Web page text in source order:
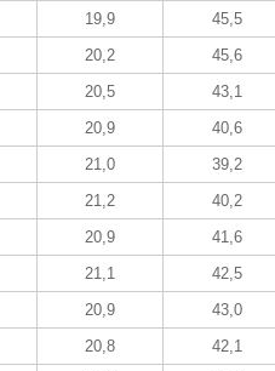
19,9 45,5
20,2 45,6
20,5 43,1
20,9 40,6
21,0 39,2
21,2 40,2
20,9 41,6
21,1 42,5
20,9 43,0
20,8 42,1